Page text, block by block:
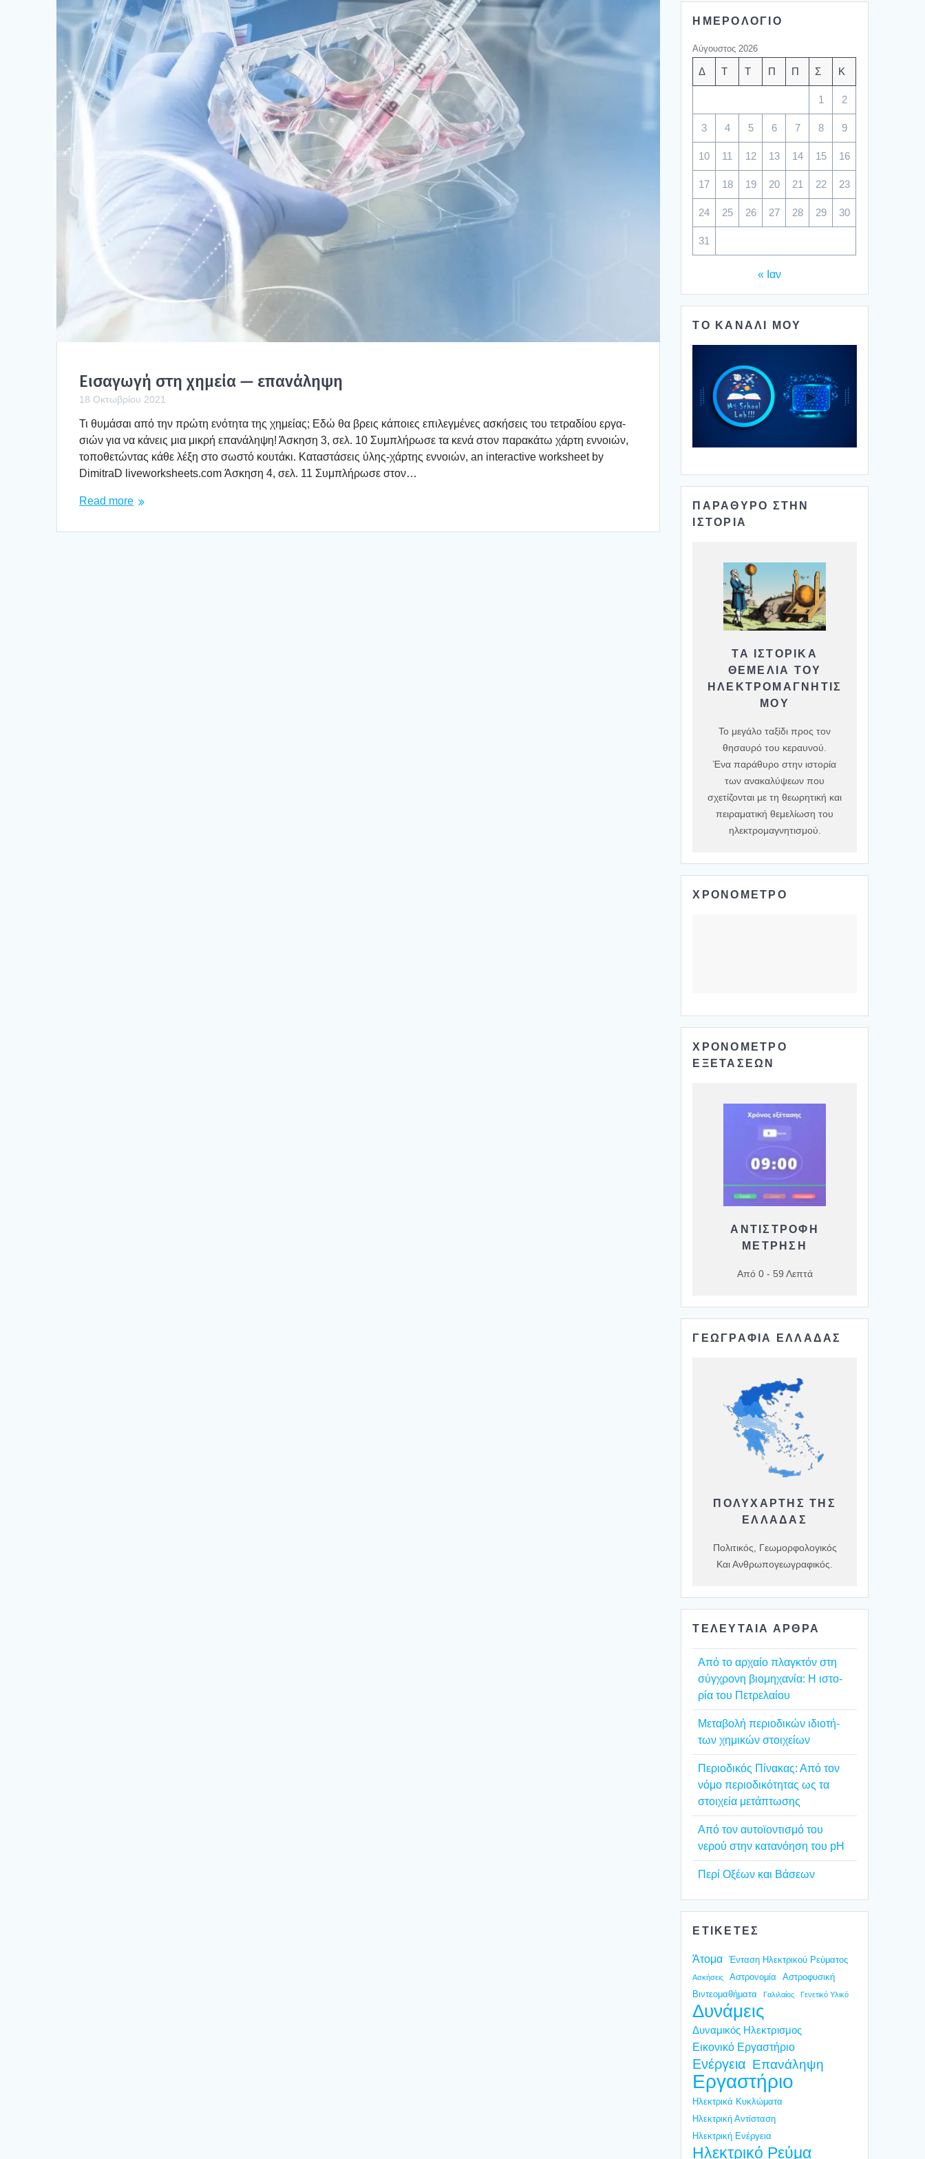
Εισα­γω­γή στη χημεία — επα­νά­λη­ψη
18 Οκτωβρίου 2021
Τι θυμά­σαι από την πρώ­τη ενό­τη­τα της χημεί­ας; Εδώ θα βρεις κάποιες επι­λεγ­μέ­νες ασκή­σεις του τετρα­δί­ου εργα­
σιών για να κάνεις μια μικρή επα­νά­λη­ψη! Άσκη­ση 3, σελ. 10 Συμπλή­ρω­σε τα κενά στον παρα­κά­τω χάρ­τη εννοιών,
τοπο­θε­τώ­ντας κάθε λέξη στο σωστό κου­τά­κι. Κατα­στά­σεις ύλης-χάρ­της εννοιών, an interactive worksheet by
DimitraD liveworksheets.com Άσκη­ση 4, σελ. 11 Συμπλή­ρω­σε στον…
Read more
ΗΜΕΡΟΛΟΓΙΟ
Αύγουστος 2026
Δ Τ Τ Π Π Σ Κ
1 2
3 4 5 6 7 8 9
10 11 12 13 14 15 16
17 18 19 20 21 22 23
24 25 26 27 28 29 30
31
« Ιαν
ΤΟ ΚΑΝΑΛΙ ΜΟΥ
ΠΑΡΑΘΥΡΟ ΣΤΗΝ
ΙΣΤΟΡΙΑ
ΤΑ ΙΣΤΟΡΙΚΆ
ΘΕΜΈΛΙΑ ΤΟΥ
ΗΛΕΚΤΡΟΜΑΓΝΗΤΙΣ
ΜΟΎ
Το μεγάλο ταξίδι προς τον
θησαυρό του κεραυνού.
Ένα παράθυρο στην ιστορία
των ανακαλύψεων που
σχετίζονται με τη θεωρητική και
πειραματική θεμελίωση του
ηλεκτρομαγνητισμού.
ΧΡΟΝΟΜΕΤΡΟ
ΧΡΟΝΟΜΕΤΡΟ
ΕΞΕΤΑΣΕΩΝ
ΑΝΤΙΣΤΡΟΦΗ
ΜΕΤΡΗΣΗ
Από 0 - 59 Λεπτά
ΓΕΩΓΡΑΦΙΑ ΕΛΛΑΔΑΣ
ΠΟΛΥΧΆΡΤΗΣ ΤΗΣ
ΕΛΛΆΔΑΣ
Πολιτικός, Γεωμορφολογικός
Και Ανθρωπογεωγραφικός.
ΤΕΛΕΥΤΑΙΑ ΑΡΘΡΑ
Από το αρχαίο πλαγ­κτόν στη
σύγ­χρο­νη βιο­μη­χα­νία: Η ιστο­
ρία του Πετρε­λαί­ου
Mετα­βο­λή περιο­δι­κών ιδιο­τή­
των χημι­κών στοι­χεί­ων
Περιο­δι­κός Πίνα­κας: Από τον
νόμο περιο­δι­κό­τη­τας ως τα
στοι­χεία μετά­πτω­σης
Από τον αυτοϊ­ο­ντι­σμό του
νερού στην κατα­νό­η­ση του pH
Περί Οξέ­ων και Βάσε­ων
ΕΤΙΚΕΤΕΣ
Άτομα Ένταση Ηλεκτρικού Ρεύματος
Ασκήσεις Αστρονομία
Αστροφυσική
Βιντεομαθήματα
Γαλιλαίος Γενετικό Υλικό
Δυνάμεις
Δυναμικός Ηλεκτρισμος
Εικονικό Εργαστήριο
Ενέργεια Επανάληψη
Εργαστήριο
Ηλεκτρικά Κυκλώματα
Ηλεκτρική Αντίσταση
Ηλεκτρική Ενέργεια
Ηλεκτρικό Ρεύμα